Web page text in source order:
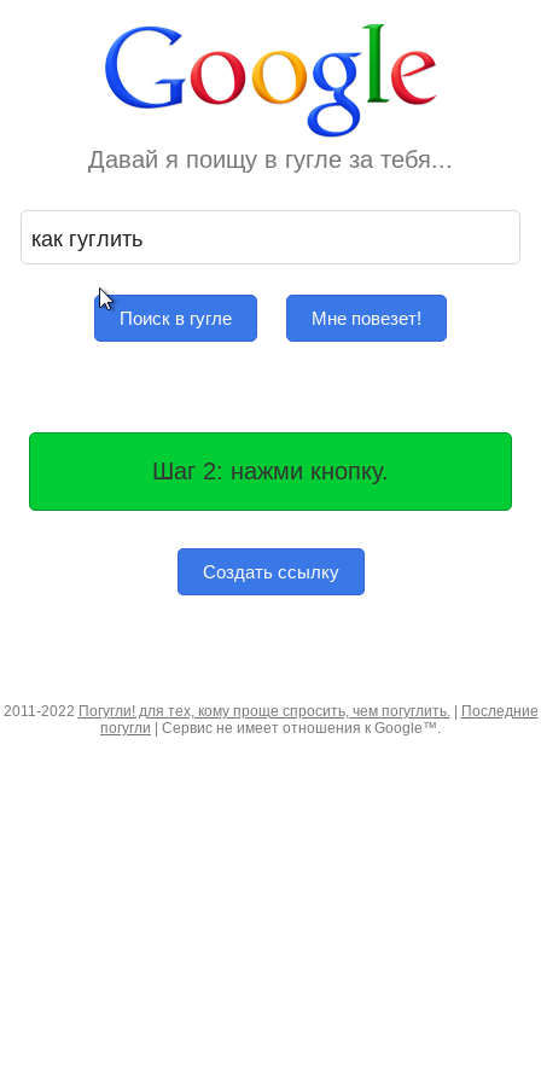
Давай я поищу в гугле за тебя...
Поиск в гугле Мне повезет!
Шаг 2: нажми кнопку.
Создать ссылку
2011-2022 Погугли! для тех, кому проще спросить, чем погуглить.|
Последние
погугли | Сервис не имеет отношения к Google™.